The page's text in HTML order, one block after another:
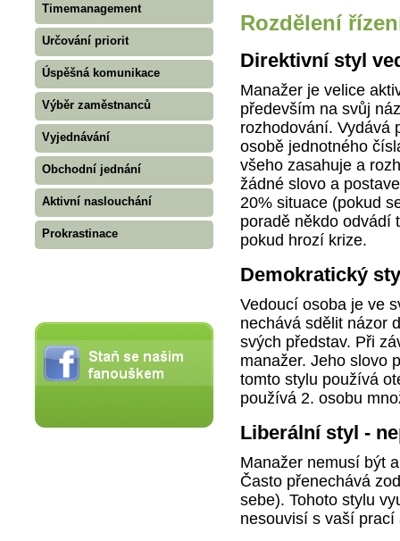
Timemanagement
Určování priorit
Úspěšná komunikace
Výběr zaměstnanců
Vyjednávání
Obchodní jednání
Aktivní naslouchání
Prokrastinace
Rozdělení
Direktivní styl
Manažer je velice
především na svůj
rozhodování. Vydává
osobě jednotného
všeho zasahuje a
žádné slovo a
20% situace (pokud
poradě někdo odvádí
pokud hrozí krize.
Demokratický
Vedoucí osoba je ve
nechává sdělit názor
svých představ. Při
manažer. Jeho slovo
tomto stylu používá
používá 2. osobu
Liberální styl -
Manažer nemusí být
Často přenechává
sebe). Tohoto stylu
nesouvisí s vaší